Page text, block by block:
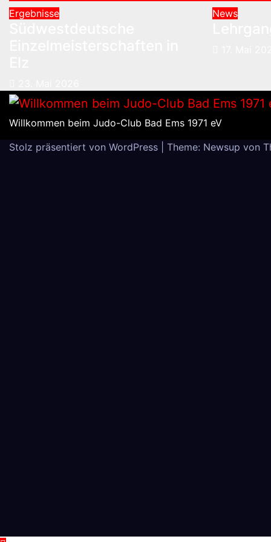
Ergebnisse News
Willkommen beim Judo-Club Bad Ems 1971 eV
Stolz präsentiert von WordPress
Theme: Newsup von